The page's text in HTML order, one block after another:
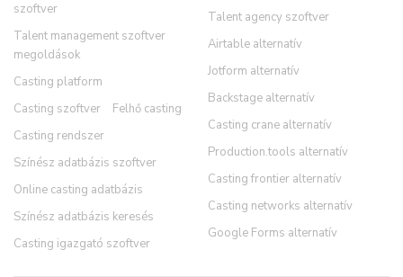
szoftver
Talent management szoftver
megoldások
Casting platform
Casting szoftver
Felhő casting
Casting rendszer
Színész adatbázis szoftver
Online casting adatbázis
Színész adatbázis keresés
Casting igazgató szoftver
Talent agency szoftver
Airtable alternatív
Jotform alternatív
Backstage alternatív
Casting crane alternatív
Production.tools alternatív
Casting frontier alternatív
Casting networks alternatív
Google Forms alternatív